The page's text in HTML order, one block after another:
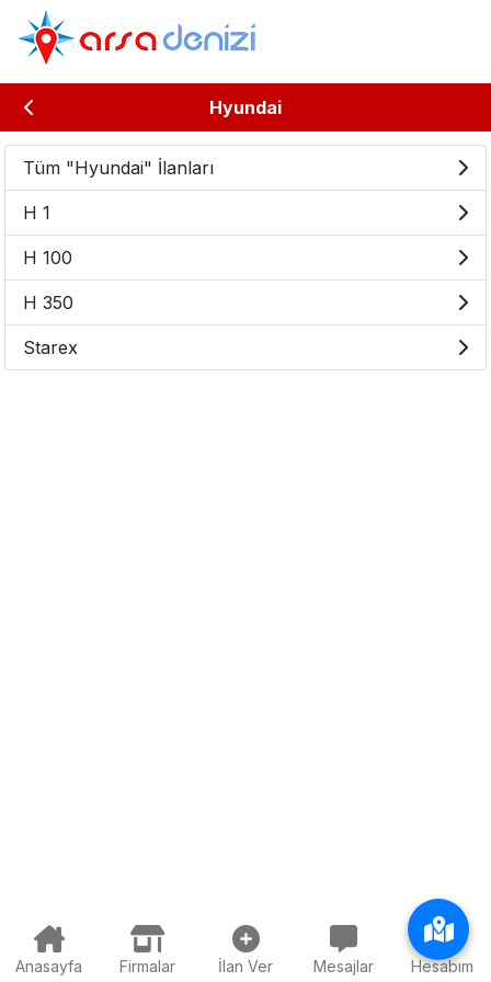
Hyundai
Tüm "Hyundai" İlanları
H 1
H 100
H 350
Starex
Anasayfa Firmalar İlan Ver Mesajlar Hesabım